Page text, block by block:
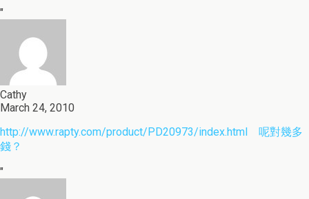
"
Cathy
March 24, 2010
http://www.rapty.com/product/PD20973/index.html 呢對幾多
錢？
"